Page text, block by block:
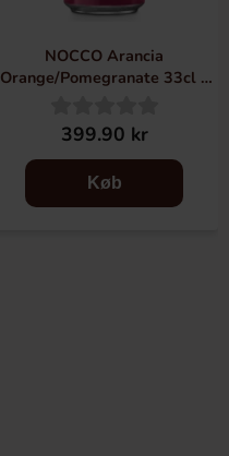
NOCCO Arancia
Orange/Pomegranate 33cl x
399.90 kr
Køb